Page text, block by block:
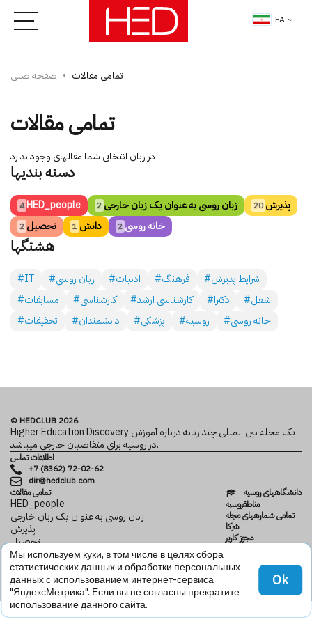
FA
صفحه‌اصلی تمامی مقالات
تمامی مقالات
در زبان انتخابی شما مقاله­ای وجود ندارد
دسته بندی­ها
HED_people
4 زبان روسی به عنوان یک زبان خارجی 2 پذیرش 20
تحصیل 2 دانش 1 خانه روسی 2
هشتگ­ها
#IT #زبان روسی #ادبیات #فرهنگ
#شرایط پذیرش
#مسابقات
#کارشناسی #کارشناسی ارشد #دکترا
#شغل
#تحقیقات
#دانشمندان #پزشکی #روسیه #خانه روسی
© HEDCLUB 2026
Higher Education Discovery یک مجله بین المللی چند زبانه درباره آموزش
در روسیه برای متقاضیان خارجی می­باشد.
اطلاعات تماس
+7 (8362) 72-02-62
dir@hedclub.com
تمامی مقالات
HED_people
زبان روسی به عنوان یک زبان خارجی
پذیرش
تحصیل
دانش
خانه روسی
دانشگاه­های روسیه
مناطقروسیه
تمامی شماره­های مجله
شرکا
مجوز کاربر
Мы используем куки, в том числе в целях сбора
статистических данных и обработки персональных
данных с использованием интернет-сервиса
"ЯндексМетрика". Если вы не согласны прекратите
использование данного сайта.
Ok